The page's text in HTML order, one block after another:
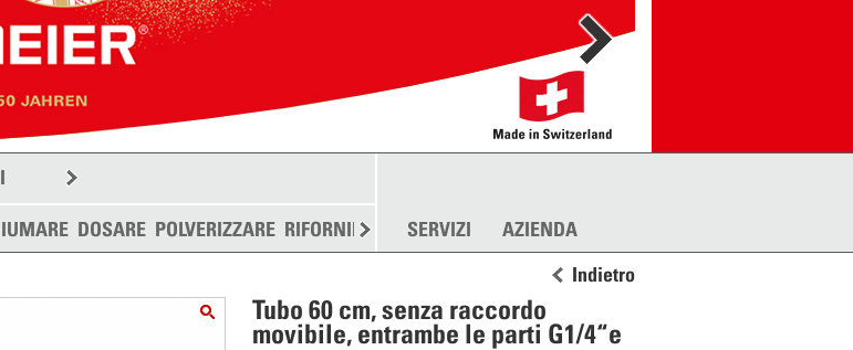
DOSARE POLVERIZZARE RIFORNIRE SPARGERE ALTRO
SERVIZI AZIENDA
Indietro
Tubo 60 cm, senza raccordo
movibile, entrambe le parti G1/4“e